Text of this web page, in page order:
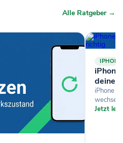
Alle Ratgeber →
IPHONE
deine
iPhone
Jetzt